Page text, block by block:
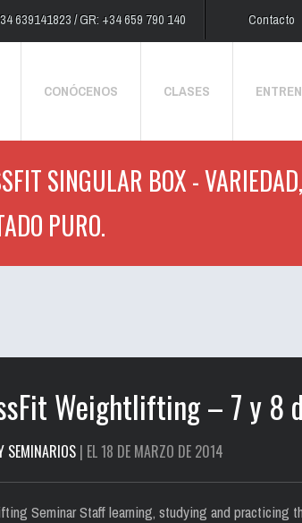
639141823 / GR: +34 659 790 140 Contacto
CONÓCENOS CLASES
SINGULAR BOX -
PURO.
Weightlifting – 7 y 8
SEMINARIOS | EL 18 DE MARZO DE 2014
Seminar Staff learning, studying and practicing